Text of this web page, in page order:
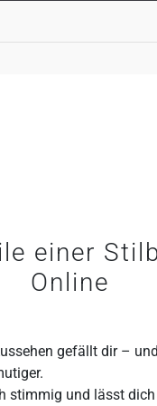
einer
Online
gefällt dir –
stimmig und lässt